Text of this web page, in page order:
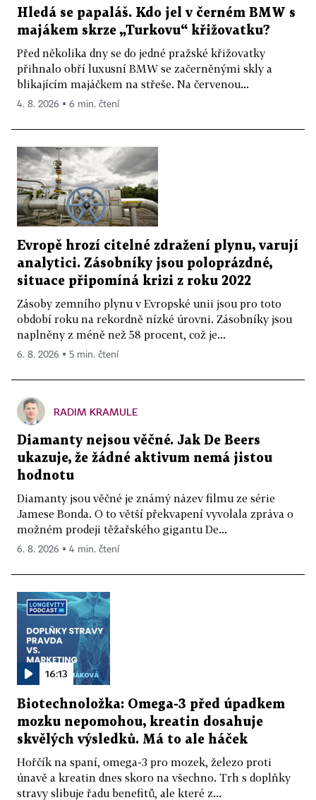
Hledá se papaláš. Kdo jel v černém BMW s
majákem skrze „Turkovu“ křižovatku?
Před několika dny se do jedné pražské křižovatky
přihnalo obří luxusní BMW se začerněnými skly a
blikajícím majáčkem na střeše. Na červenou...
4. 8. 2026 ▪ 6 min. čtení
Evropě hrozí citelné zdražení plynu, varují
analytici. Zásobníky jsou poloprázdné,
situace připomíná krizi z roku 2022
Zásoby zemního plynu v Evropské unii jsou pro toto
období roku na rekordně nízké úrovni. Zásobníky jsou
naplněny z méně než 58 procent, což je...
6. 8. 2026 ▪ 5 min. čtení
RADIM KRAMULE
Diamanty nejsou věčné. Jak De Beers
ukazuje, že žádné aktivum nemá jistou
hodnotu
Diamanty jsou věčné je známý název filmu ze série
Jamese Bonda. O to větší překvapení vyvolala zpráva o
možném prodeji těžařského gigantu De...
6. 8. 2026 ▪ 4 min. čtení
16:13
Biotechnoložka: Omega-3 před úpadkem
mozku nepomohou, kreatin dosahuje
skvělých výsledků. Má to ale háček
Hořčík na spaní, omega-3 pro mozek, železo proti
únavě a kreatin dnes skoro na všechno. Trh s doplňky
stravy slibuje řadu benefitů, ale které z...